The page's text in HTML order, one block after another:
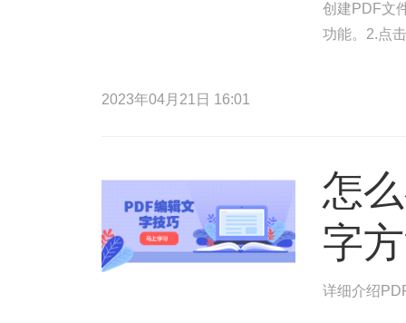
创建PDF文
功能。2.点
2023年04月21日 16:01
怎
字
详细介绍